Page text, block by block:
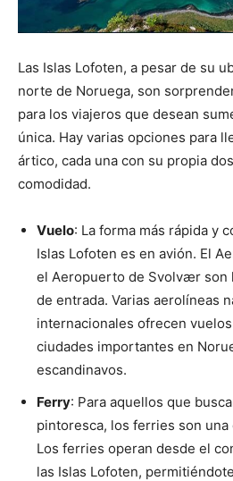
Las Islas Lofoten, a pesar de su
norte de Noruega, son
para los viajeros que desean
única. Hay varias opciones para
ártico, cada una con su propia
comodidad.
Vuelo: La forma más rápida y
Islas Lofoten es en avión. El
el Aeropuerto de Svolvær son
de entrada. Varias aerolíneas
internacionales ofrecen
ciudades importantes en
escandinavos.
Ferry: Para aquellos que
pintoresca, los ferries son una
Los ferries operan desde el
las Islas Lofoten,